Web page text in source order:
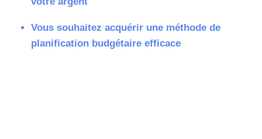
Vous souhaitez acquérir une méthode de
planification budgétaire efficace